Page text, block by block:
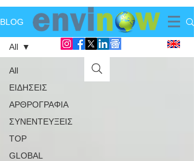
BLOG
All
ΕΙΔΗΣΕΙΣ
ΑΡΘΡΟΓΡΑΦΙΑ
ΣΥΝΕΝΤΕΥΞΕΙΣ
TOP
GLOBAL
All